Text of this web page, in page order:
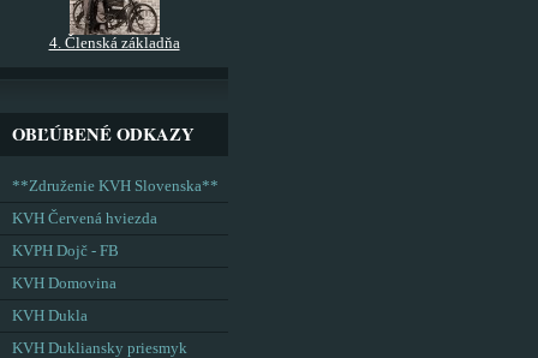
4. Členská základňa
OBĽÚBENÉ ODKAZY
**Združenie KVH Slovenska**
KVH Červená hviezda
KVPH Dojč - FB
KVH Domovina
KVH Dukla
KVH Dukliansky priesmyk